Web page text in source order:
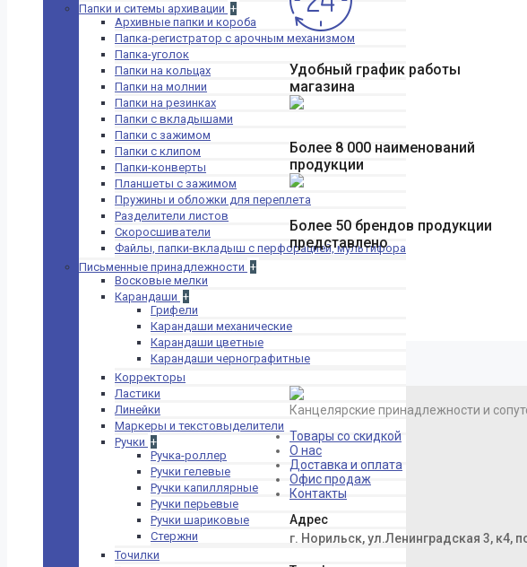
Папки и ситемы архивации +
Архивные папки и короба
Папка-регистратор с арочным механизмом
Папка-уголок
Папки на кольцах
Папки на молнии
Папки на резинках
Папки с вкладышами
Папки с зажимом
Папки с клипом
Папки-конверты
Планшеты с зажимом
Пружины и обложки для переплета
Разделители листов
Скоросшиватели
Файлы, папки-вкладыш с перфорацией, мультифора
Письменные принадлежности +
Восковые мелки
Карандаши +
Грифели
Карандаши механические
Карандаши цветные
Карандаши чернографитные
Корректоры
Ластики
Линейки
Маркеры и текстовыделители
Ручки +
Ручка-роллер
Ручки гелевые
Ручки капиллярные
Ручки перьевые
Ручки шариковые
Стержни
Точилки
для нот
Тетради-
словарики
Цветная
бумага и картон
Все для презентаций
+
Губки
стиратели
Доски
Магниты
Флипчарт
Х-баннер
Деловые аксессуары
+
Наборы для
руководителя
Папки
деловые
Подарочные
ручки
Подарочный
набор
Канцтовары
резинки
Бейджи
Дыроколы
Зажимы
Калькуляторы
Канцелярские
ножи и лезвия к
ним
Удобный график работы
магазина
Более 8 000 наименований
продукции
Более 50 брендов продукции
представлено
Канцелярские принадлежности и
Товары со скидкой
О нас
Доставка и оплата
Офис продаж
Контакты
Адрес
г. Норильск, ул.Ленинградская 3, к4,